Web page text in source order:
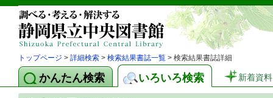
トップページ > 詳細検索 > 検索結果書誌一覧 > 検索結果書誌詳細
かんたん検索 いろいろ検索 新着資料